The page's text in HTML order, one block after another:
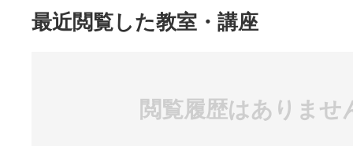
最近閲覧した教室・講座
閲覧履歴はありませ